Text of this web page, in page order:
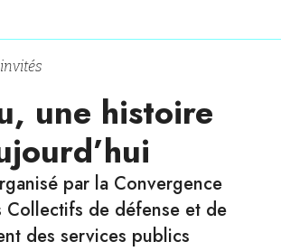
une histoire
par la Convergence
Collectifs de défense et de
des services publics